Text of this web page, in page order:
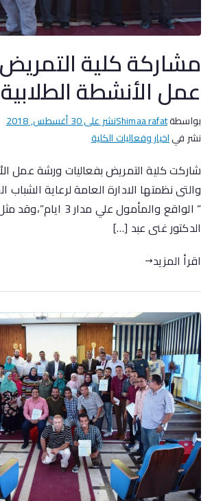
مشاركة كلية
عمل الأنشطة الطلابية
بواسطةShimaa rafatنشر على30 أغسطس, 2018
نشر فياخبار وفعاليات الكلية
شاركت كلية التمريض بفعاليات ورشة عمل
والتى نظمتها الادارة العامة لرعاية الشباب
” الواقع والمأمول علي
الدكتور غنى عبد […]
اقرأ المزيد